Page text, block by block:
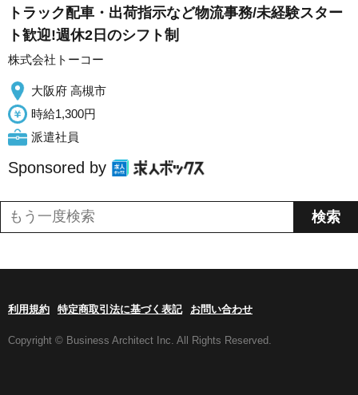
トラック配車・出荷指示など物流事務/未経験スター
ト歓迎!週休2日のシフト制
株式会社トーコー
大阪府 高槻市
時給1,300円
派遣社員
Sponsored by
利用規約 特定商取引法に基づく表記 お問い合わせ
Copyright © Business Architect Inc. All Rights Reserved.